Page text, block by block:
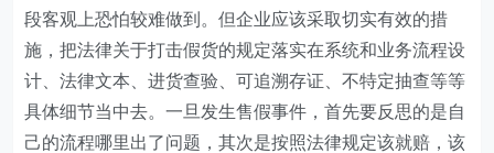
段客观上恐怕较难做到。但企业应该采取切实有效的措
施，把法律关于打击假货的规定落实在系统和业务流程设
计、法律文本、进货查验、可追溯存证、不特定抽查等等
具体细节当中去。一旦发生售假事件，首先要反思的是自
己的流程哪里出了问题，其次是按照法律规定该就赔，该